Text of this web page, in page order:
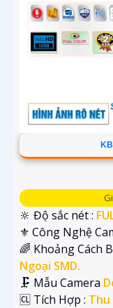
🔆 Độ sắc nét :
⚜️ Công Nghệ
🌈 Khoảng Cách
Ngoại SMD.
🗜️ Mẫu Camera
️🆑 Tích Hợp : Thu